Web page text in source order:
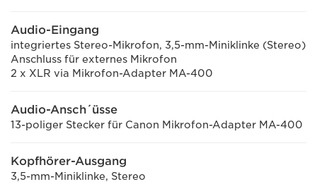
Audio-Eingang
integriertes Stereo-Mikrofon, 3,5-mm-Miniklinke (Stereo)
Anschluss für externes Mikrofon
2 x XLR via Mikrofon-Adapter MA-400
Audio-Ansch´üsse
13-poliger Stecker für Canon Mikrofon-Adapter MA-400
Kopfhörer-Ausgang
3,5-mm-Miniklinke, Stereo